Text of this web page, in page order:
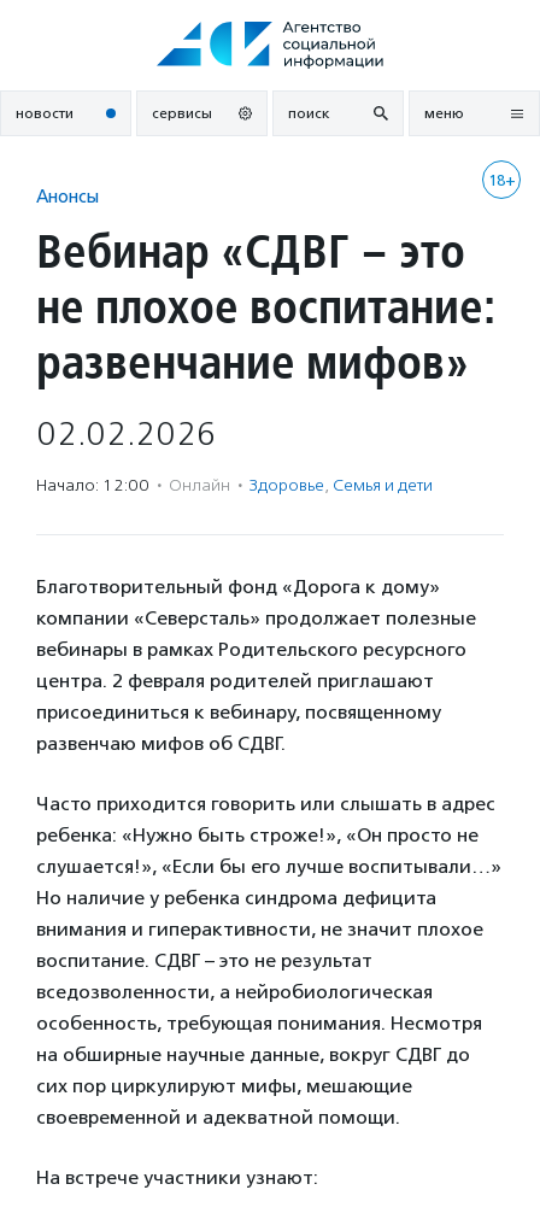
новости сервисы поиск меню
18+
Анонсы
Вебинар «СДВГ – это
не плохое воспитание:
развенчание мифов»
02.02.2026
Начало: 12:00 · Онлайн · Здоровье, Семья и дети
Благотворительный фонд «Дорога к дому»
компании «Северсталь» продолжает полезные
вебинары в рамках Родительского ресурсного
центра. 2 февраля родителей приглашают
присоединиться к вебинару, посвященному
развенчаю мифов об СДВГ.
Часто приходится говорить или слышать в адрес
ребенка: «Нужно быть строже!», «Он просто не
слушается!», «Если бы его лучше воспитывали…»
Но наличие у ребенка синдрома дефицита
внимания и гиперактивности, не значит плохое
воспитание. СДВГ – это не результат
вседозволенности, а нейробиологическая
особенность, требующая понимания. Несмотря
на обширные научные данные, вокруг СДВГ до
сих пор циркулируют мифы, мешающие
своевременной и адекватной помощи.
На встрече участники узнают: